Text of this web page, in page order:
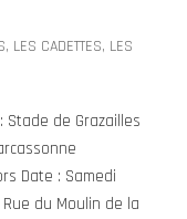
, LES CADETTES, LES
Stade de Grazailles
Date : Samedi
du Moulin de la